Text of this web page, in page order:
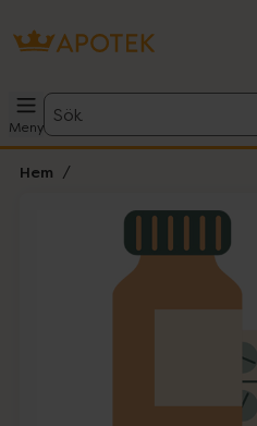
Meny
Sök
Hem
Lista: . Innehåller 1